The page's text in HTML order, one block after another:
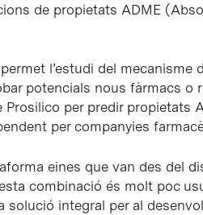
de propietats ADME
l’estudi del mecanisme
potencials nous fàrmacs o
per predir propietats
per companyies
eines que van des del
combinació és molt poc
integral per al